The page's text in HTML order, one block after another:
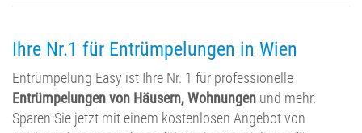
Ihre Nr.1 für Entrümpelungen in Wien
Entrümpelung Easy ist Ihre Nr. 1 für professionelle
Entrümpelungen von Häusern, Wohnungen und mehr.
Sparen Sie jetzt mit einem kostenlosen Angebot von